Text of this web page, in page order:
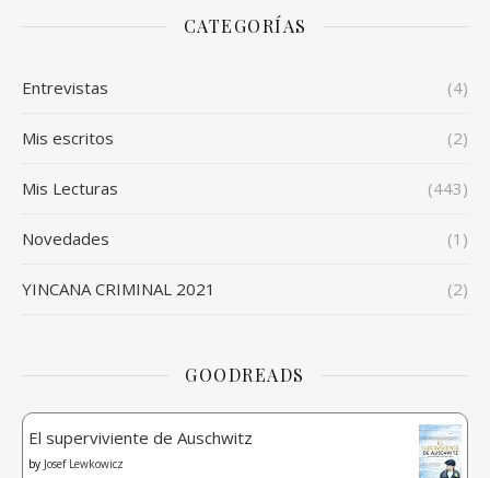
CATEGORÍAS
Entrevistas (4)
Mis escritos (2)
Mis Lecturas (443)
Novedades (1)
YINCANA CRIMINAL 2021 (2)
GOODREADS
El superviviente de Auschwitz
by Josef Lewkowicz